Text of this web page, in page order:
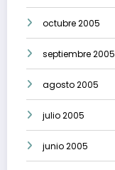
octubre 2005
septiembre 2005
agosto 2005
julio 2005
junio 2005